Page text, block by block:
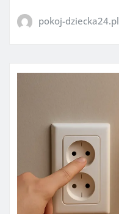
pokoj-dziecka24.pl